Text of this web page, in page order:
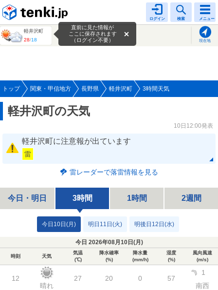
ログイン 検索 メニュー
軽井沢町
28/18 現在地
直前に見た情報が
ここに保存されます
（ログイン不要）
トップ 関東・甲信地方 長野県 軽井沢町 3時間天気
軽井沢町の天気
10日12:00発表
軽井沢町に注意報が出ています
雷
雷レーダーで落雷情報を見る
今日・明日 3時間 1時間 2週間
今日10日(月) 明日11日(火) 明後日12日(水)
今日 2026年08月10日(月 )
時刻 天気
気温
(℃)
降水確率
(%)
降水量
(mm/h)
湿度
(%)
風向風速
(m/s)
12
晴れ
27 20 0 57
1
南西